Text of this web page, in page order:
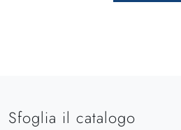
Sfoglia il catalogo